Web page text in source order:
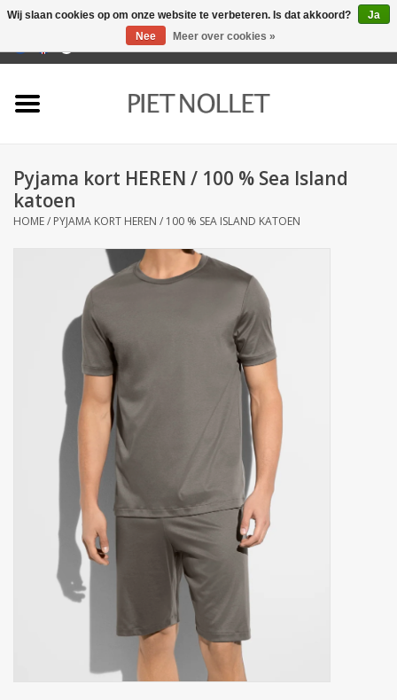
Badlinnen
Keukenlinnen
Zakdoeken
Huis en nacht kledij ( HEREN
Pyjama kort HEREN / 100 % Sea Island
katoen
HOME/ PYJAMA KORT HEREN / 100 % SEA ISLAND KATOEN
Wij slaan cookies op om onze website te verbeteren. Is dat akkoord?
Ja
Nee
Meer over cookies »